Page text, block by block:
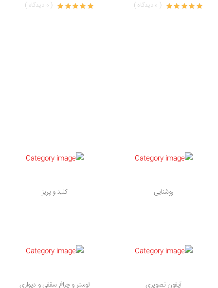
( 0 دیدگاه ) ( 0 دیدگاه )
روشنایی کلید و پریز
آیفون تصویری لوستر و چراغ سقفی و دیواری